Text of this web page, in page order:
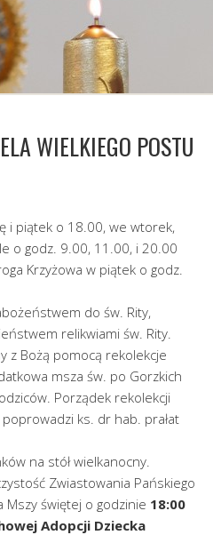
WIELKIEGO POSTU
i piątek o 18.00, we wtorek,
o godz. 9.00, 11.00, i 20.00
Krzyżowa w piątek o godz.
do św. Rity,
relikwiami św. Rity.
z Bożą pomocą rekolekcje
msza św. po Gorzkich
Porządek rekolekcji
ks. dr hab. prałat
na stół wielkanocny.
Zwiastowania Pańskiego
Mszy świętej o godzinie 18:00
Adopcji Dziecka